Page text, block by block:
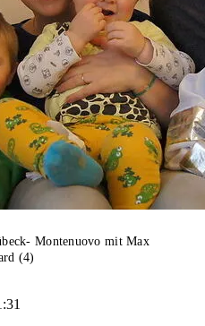
Montenuovo mit Max
(4)